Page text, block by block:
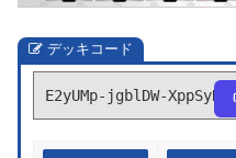
デッキコード
E2yUMp-jgblDW-XppSyR